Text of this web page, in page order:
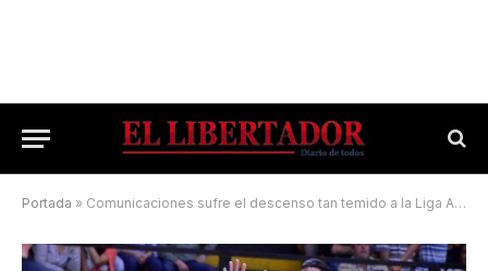
Portada » Comunicaciones sufre el descenso tan temido a la Liga Argentina